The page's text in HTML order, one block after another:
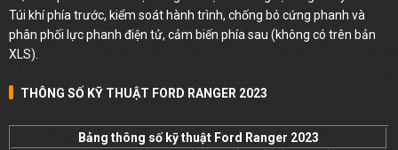
Túi khí phía trước, kiểm soát hành trình, chống bó cứng phanh và
phân phối lực phanh điện tử, cảm biến phía sau (không có trên bản
XLS).
THÔNG SỐ KỸ THUẬT FORD RANGER 2023
Bảng thông số kỹ thuật Ford Ranger 2023